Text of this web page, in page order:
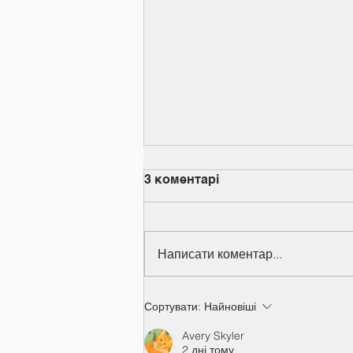
Вручення дипломів
3 коментарі
Написати коментар...
Сортувати: Найновіші
Avery Skyler
2 дні тому